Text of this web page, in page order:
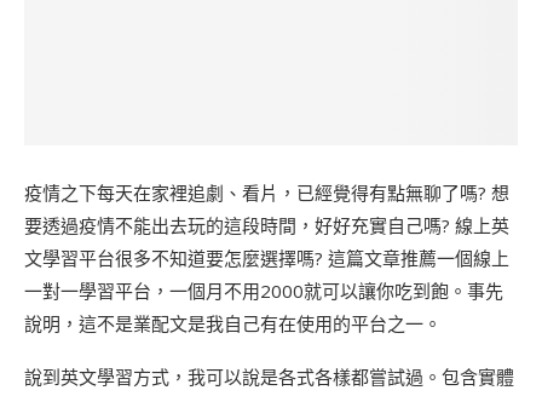
疫情之下每天在家裡追劇、看片，已經覺得有點無聊了嗎? 想
要透過疫情不能出去玩的這段時間，好好充實自己嗎? 線上英
文學習平台很多不知道要怎麼選擇嗎? 這篇文章推薦一個線上
一對一學習平台，一個月不用2000就可以讓你吃到飽。事先
說明，這不是業配文是我自己有在使用的平台之一。
說到英文學習方式，我可以說是各式各樣都嘗試過。包含實體